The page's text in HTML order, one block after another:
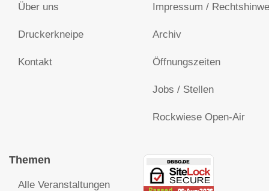
Über uns
Druckerkneipe
Kontakt
Impressum /
Archiv
Öffnungszeiten
Jobs / Stellen
Rockwiese Open-Air
Themen
Alle Veranstaltungen